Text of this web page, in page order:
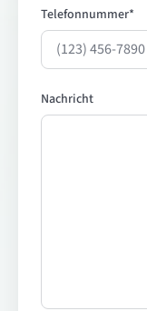
Telefonnummer*
Nachricht